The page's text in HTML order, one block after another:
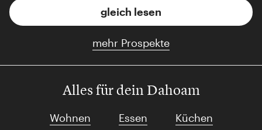
gleich lesen
mehr Prospekte
Alles für dein Dahoam
Wohnen Essen Küchen